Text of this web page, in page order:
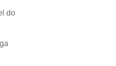
do